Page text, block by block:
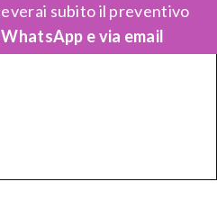
subito il preventivo
e via email